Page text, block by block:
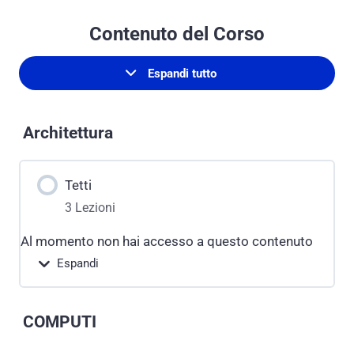
Contenuto del Corso
Espandi tutto
M
o
Architettura
Tetti
3 Lezioni
Al momento non hai accesso a questo contenuto
Espandi
T
e
i
0% Completato
COMPUTI